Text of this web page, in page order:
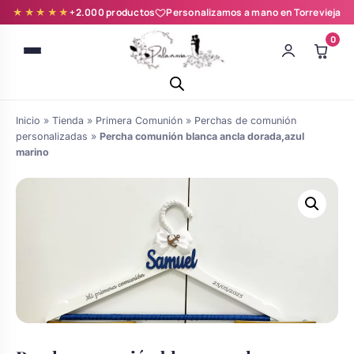
★★★★★+2.000 productos Personalizamos a mano en Torrevieja
0
de boda
Árboles de Huellas para Primera
Batas de comunión personalizadas
Inicio » Tienda » Primera Comunión » Perchas de comunión
personalizadas » Percha comunión blanca ancla dorada,azul
marino